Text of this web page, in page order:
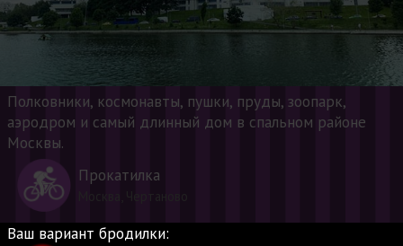
Полковники, космонавты, пушки, пруды, зоопарк,
аэродром и самый длинный дом в спальном районе
Москвы.
Прокатилка
Ваш вариант бродилки: